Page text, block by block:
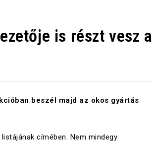
is részt vesz a
beszél majd az okos gyártás
címében. Nem mindegy